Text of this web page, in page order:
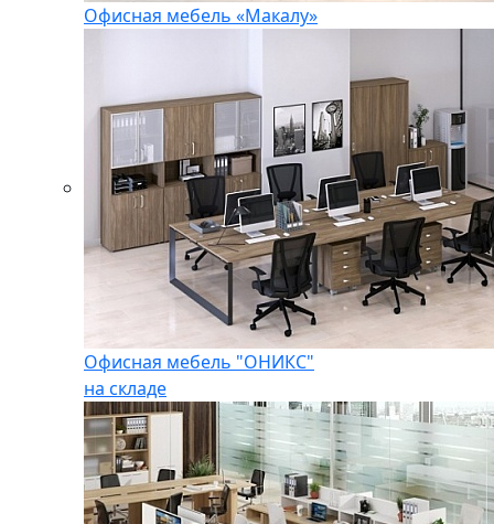
Офисная мебель «Макалу»
Офисная мебель "ОНИКС"
на складе